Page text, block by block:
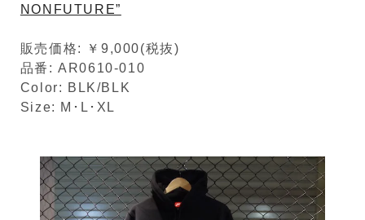
NONFUTURE”
販売価格: ￥9,000(税抜)
品番: AR0610-010
Color: BLK/BLK
Size: M･L･XL